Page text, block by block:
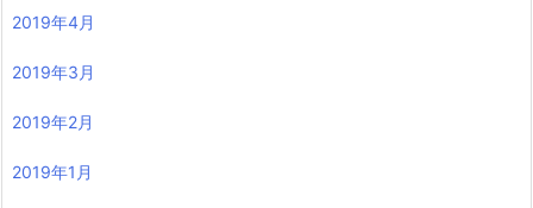
2019年4月
2019年3月
2019年2月
2019年1月